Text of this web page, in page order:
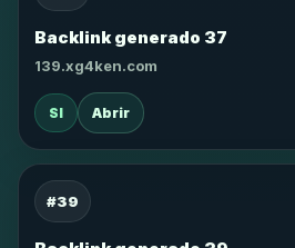
Backlink generado 37
139.xg4ken.com
SI Abrir
#39